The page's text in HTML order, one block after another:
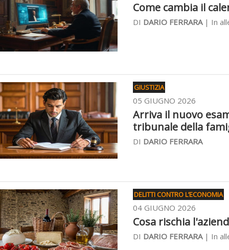
Come cambia il
DI DARIO FERRARA| In
GIUSTIZIA
05 GIUGNO 2026
Arriva il nuovo
tribunale della
DI DARIO FERRARA
DELITTI CONTRO L’ECONOMIA
04 GIUGNO 2026
Cosa rischia
DI DARIO FERRARA| In